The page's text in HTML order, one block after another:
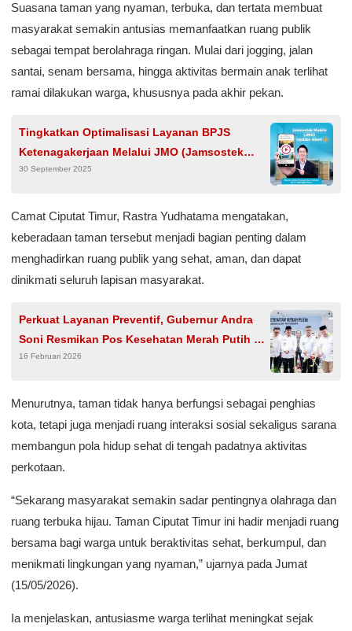
Suasana taman yang nyaman, terbuka, dan tertata membuat
masyarakat semakin antusias memanfaatkan ruang publik
sebagai tempat berolahraga ringan. Mulai dari jogging, jalan
santai, senam bersama, hingga aktivitas bermain anak terlihat
ramai dilakukan warga, khususnya pada akhir pekan.
Tingkatkan Optimalisasi Layanan BPJS
Ketenagakerjaan Melalui JMO (Jamsostek
Mobile)
30 September 2025
Camat Ciputat Timur, Rastra Yudhatama mengatakan,
keberadaan taman tersebut menjadi bagian penting dalam
menghadirkan ruang publik yang sehat, aman, dan dapat
dinikmati seluruh lapisan masyarakat.
Perkuat Layanan Preventif, Gubernur Andra
Soni Resmikan Pos Kesehatan Merah Putih di
Pasar Anyar
16 Februari 2026
Menurutnya, taman tidak hanya berfungsi sebagai penghias
kota, tetapi juga menjadi ruang interaksi sosial sekaligus sarana
membangun pola hidup sehat di tengah padatnya aktivitas
perkotaan.
“Sekarang masyarakat semakin sadar pentingnya olahraga dan
ruang terbuka hijau. Taman Ciputat Timur ini hadir menjadi ruang
bersama bagi warga untuk beraktivitas sehat, berkumpul, dan
menikmati lingkungan yang nyaman,” ujarnya pada Jumat
(15/05/2026).
Ia menjelaskan, antusiasme warga terlihat meningkat sejak